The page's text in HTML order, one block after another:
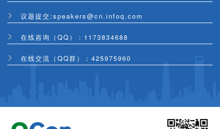
议题提交:speakers@cn.infoq.com
在线咨询（QQ）：1173834688
在线交流（QQ群）：425975960